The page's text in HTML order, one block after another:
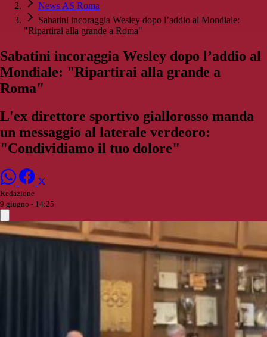
News AS Roma
Sabatini incoraggia Wesley dopo l’addio al Mondiale:
"Ripartirai alla grande a Roma"
Sabatini incoraggia Wesley dopo l’addio al
Mondiale: "Ripartirai alla grande a
Roma"
L'ex direttore sportivo giallorosso manda
un messaggio al laterale verdeoro:
"Condividiamo il tuo dolore"
Redazione
9 giugno - 14:25